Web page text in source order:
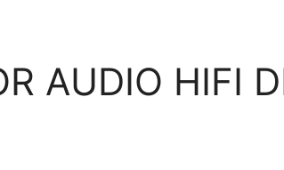
AUDIO HIFI